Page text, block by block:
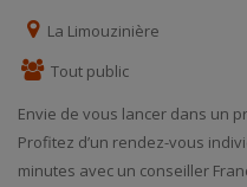
La Limouzinière
Tout public
Envie de vous lancer dans un
Profitez d’un rendez-vous
minutes avec un conseiller